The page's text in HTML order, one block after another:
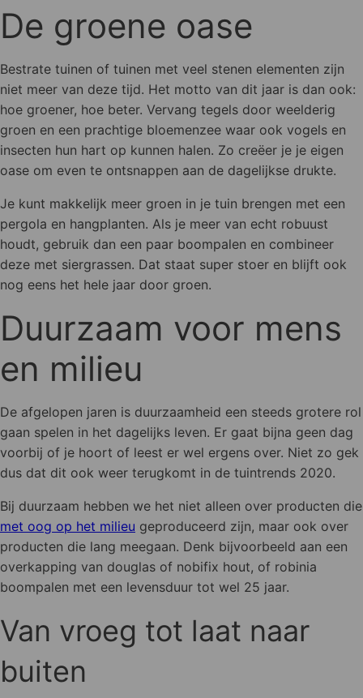
De groene oase
Bestrate tuinen of tuinen met veel stenen elementen zijn
niet meer van deze tijd. Het motto van dit jaar is dan ook:
hoe groener, hoe beter. Vervang tegels door weelderig
groen en een prachtige bloemenzee waar ook vogels en
insecten hun hart op kunnen halen. Zo creëer je je eigen
oase om even te ontsnappen aan de dagelijkse drukte.
Je kunt makkelijk meer groen in je tuin brengen met een
pergola en hangplanten. Als je meer van echt robuust
houdt, gebruik dan een paar boompalen en combineer
deze met siergrassen. Dat staat super stoer en blijft ook
nog eens het hele jaar door groen.
Duurzaam voor mens
en milieu
De afgelopen jaren is duurzaamheid een steeds grotere rol
gaan spelen in het dagelijks leven. Er gaat bijna geen dag
voorbij of je hoort of leest er wel ergens over. Niet zo gek
dus dat dit ook weer terugkomt in de tuintrends 2020.
Bij duurzaam hebben we het niet alleen over producten die
met oog op het milieu geproduceerd zijn, maar ook over
producten die lang meegaan. Denk bijvoorbeeld aan een
overkapping van douglas of nobifix hout, of robinia
boompalen met een levensduur tot wel 25 jaar.
Van vroeg tot laat naar
buiten